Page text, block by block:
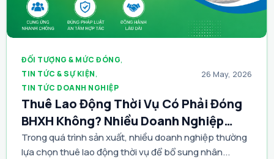
Thuê Lao Động Thời Vụ Có Phải Đóng
BHXH Không? Nhiều Doanh Nghiệp
Đang Hiểu Sai
26 May, 2026
Trong quá trình sản xuất, nhiều doanh nghiệp thường
lựa chọn thuê lao động thời vụ để bổ sung nhân...
ĐỐI TƯỢNG & MỨC ĐÓNG,
TIN TỨC & SỰ KIỆN,
TIN TỨC DOANH NGHIỆP